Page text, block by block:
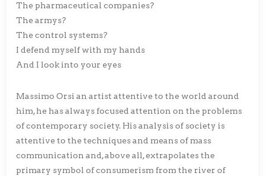
The pharmaceutical companies?
The armys?
The control systems?
I defend myself with my hands
And I look into your eyes
Massimo Orsi an artist attentive to the world around
him, he has always focused attention on the problems
of contemporary society. His analysis of society is
attentive to the techniques and means of mass
communication and, above all, extrapolates the
primary symbol of consumerism from the river of